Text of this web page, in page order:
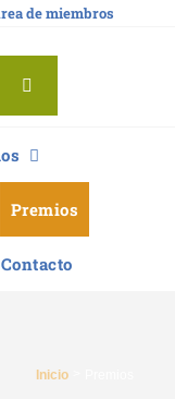
de miembros
Premios
Contacto
Inicio